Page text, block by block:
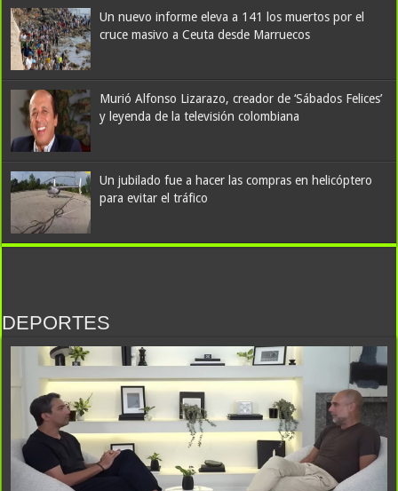
Un nuevo informe eleva a 141 los muertos por el
cruce masivo a Ceuta desde Marruecos
Murió Alfonso Lizarazo, creador de ‘Sábados Felices’
y leyenda de la televisión colombiana
Un jubilado fue a hacer las compras en helicóptero
para evitar el tráfico
DEPORTES